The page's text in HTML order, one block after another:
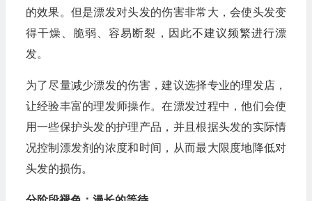
的效果。但是漂发对头发的伤害非常大，会使头发变
得干燥、脆弱、容易断裂，因此不建议频繁进行漂
发。
为了尽量减少漂发的伤害，建议选择专业的理发店，
让经验丰富的理发师操作。在漂发过程中，他们会使
用一些保护头发的护理产品，并且根据头发的实际情
况控制漂发剂的浓度和时间，从而最大限度地降低对
头发的损伤。